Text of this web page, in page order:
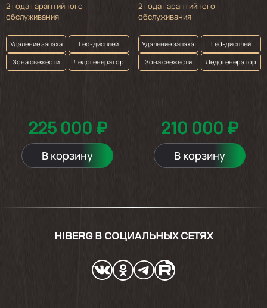
2 года гарантийного
обслуживания
Удаление запаха
Led-дисплей
Зона свежести
Ледогенератор
225 000 ₽
В корзину
2 года гарантийного
обслуживания
Удаление запаха
Led-дисплей
Зона свежести
Ледогенератор
210 000 ₽
В корзину
HIBERG В СОЦИАЛЬНЫХ СЕТЯХ